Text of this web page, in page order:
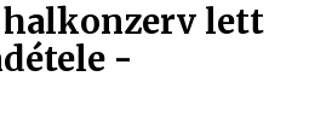
halkonzerv lett
-